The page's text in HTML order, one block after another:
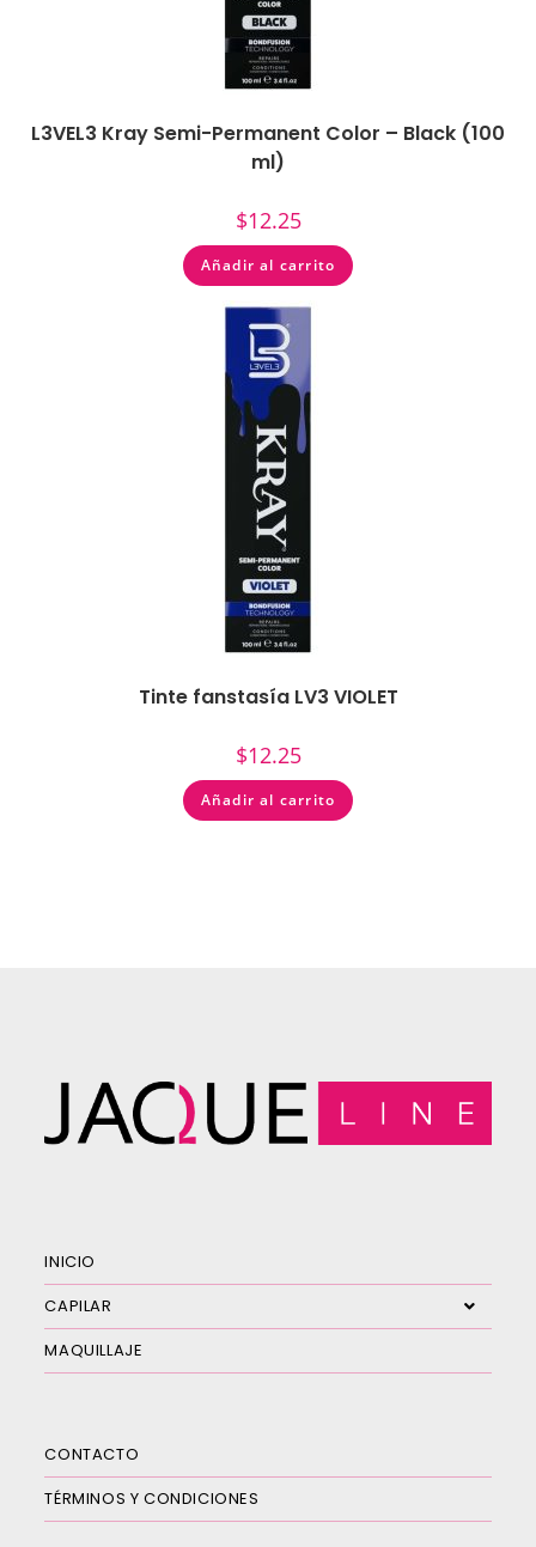
L3VEL3 Kray Semi-Permanent Color – Black (100
ml)
$12.25
Añadir al carrito
Tinte fanstasía LV3 VIOLET
$12.25
Añadir al carrito
INICIO
CAPILAR
MAQUILLAJE
CONTACTO
TÉRMINOS Y CONDICIONES